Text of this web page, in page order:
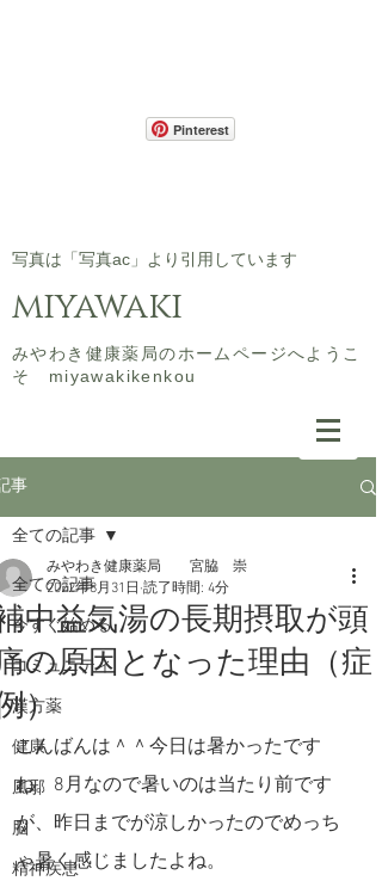
Pinterest
​写真は「写真ac」より引用しています
miyawaki
​みやわき健康薬局のホームページへようこ
そ miyawakikenkou
事
全ての記事
今すぐ始める
コミュニティ
漢方薬
健康
風邪
脳
精神疾患
全ての記事
中益気湯の長期摂取が頭
の原因となった理由（症
）
みやわき健康薬局 宮脇 崇
2022年8月31日 読了時間: 4分
こんばんは＾＾今日は暑かったです
ね。8月なので暑いのは当たり前です
が、昨日までが涼しかったのでめっち
ゃ暑く感じましたよね。